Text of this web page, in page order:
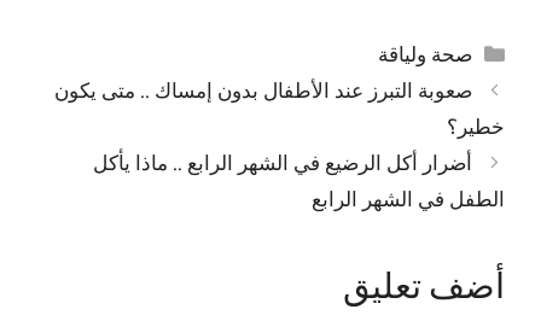
التصنيفات
صحة ولياقة
صعوبة التبرز عند الأطفال بدون إمساك .. متى يكون
خطير؟
أضرار أكل الرضيع في الشهر الرابع .. ماذا يأكل
الطفل في الشهر الرابع
أضف تعليق